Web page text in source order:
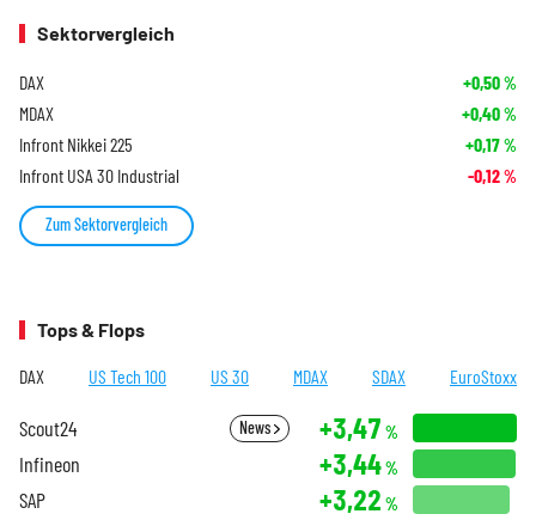
Sektorvergleich
DAX +0,50%
MDAX +0,40%
Infront Nikkei 225 +0,17%
Infront USA 30 Industrial -0,12%
Zum Sektorvergleich
Tops & Flops
DAX US Tech 100 US 30 MDAX SDAX EuroStoxx
Scout24 News +3,47 %
Infineon +3,44%
SAP +3,22 %